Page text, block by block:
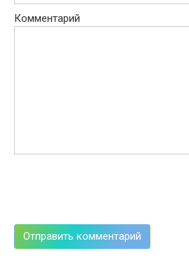
Комментарий